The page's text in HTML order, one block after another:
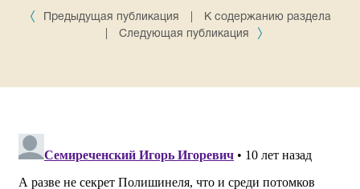
Предыдущая публикация
К содержанию раздела
Следующая публикация